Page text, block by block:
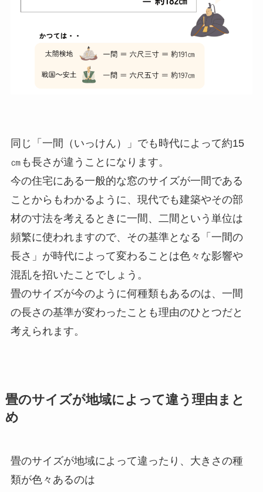
同じ「一間（いっけん）」でも時代によって約15
㎝も長さが違うことになります。
今の住宅にある一般的な窓のサイズが一間である
ことからもわかるように、現代でも建築やその部
材の寸法を考えるときに一間、二間という単位は
頻繁に使われますので、その基準となる「一間の
長さ」が時代によって変わることは色々な影響や
混乱を招いたことでしょう。
畳のサイズが今のように何種類もあるのは、一間
の長さの基準が変わったことも理由のひとつだと
考えられます。
畳のサイズが地域によって違う理由まと
め
畳のサイズが地域によって違ったり、大きさの種
類が色々あるのは